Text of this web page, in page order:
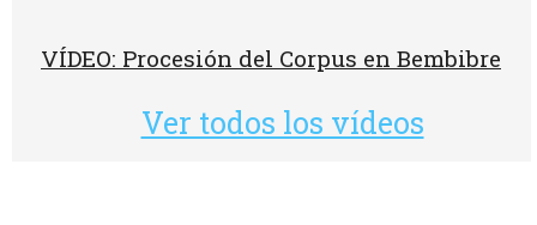
VÍDEO: Procesión del Corpus en Bembibre
Ver todos los vídeos